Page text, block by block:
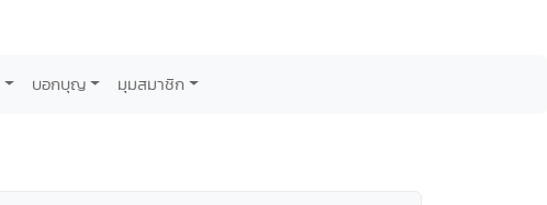
บอกบุญ มุมสมาชิก